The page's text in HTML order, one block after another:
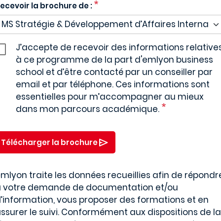
la brochure de :
J’accepte de recevoir des informations
à ce programme de la part d'emlyon business
school et d’être contacté par un conseiller par
email et par téléphone. Ces informations sont
essentielles pour m’accompagner au mieux
dans mon parcours académique.
Télécharger la brochure
traite les données recueillies afin de
votre demande de documentation et/ou
vous proposer des formations et en
le suivi. Conformément aux dispositions de la